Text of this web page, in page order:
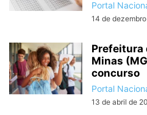
Portal
14 de
Prefeitura
Minas
concurso
Portal
13 de abril de